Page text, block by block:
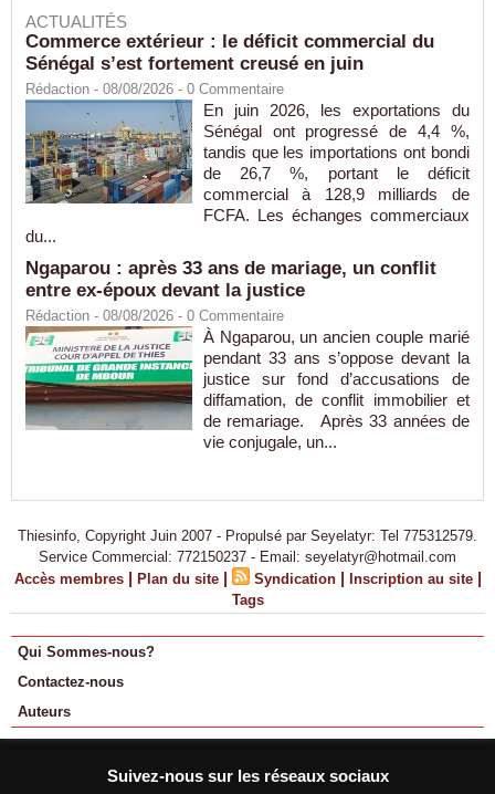
ACTUALITÉS
Commerce extérieur : le déficit commercial du
Sénégal s’est fortement creusé en juin
Rédaction - 08/08/2026 - 0 Commentaire
En juin 2026, les exportations du
Sénégal ont progressé de 4,4 %,
tandis que les importations ont bondi
de 26,7 %, portant le déficit
commercial à 128,9 milliards de
FCFA. Les échanges commerciaux
du...
Ngaparou : après 33 ans de mariage, un conflit
entre ex-époux devant la justice
Rédaction - 08/08/2026 - 0 Commentaire
À Ngaparou, un ancien couple marié
pendant 33 ans s’oppose devant la
justice sur fond d’accusations de
diffamation, de conflit immobilier et
de remariage. Après 33 années de
vie conjugale, un...
Thiesinfo, Copyright Juin 2007 - Propulsé par Seyelatyr: Tel 775312579.
Service Commercial: 772150237 - Email: seyelatyr@hotmail.com
Accès membres | Plan du site | Syndication | Inscription au site |
Tags
Qui Sommes-nous?
Contactez-nous
Auteurs
Suivez-nous sur les réseaux sociaux